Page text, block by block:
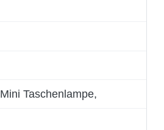
Mini Taschenlampe,